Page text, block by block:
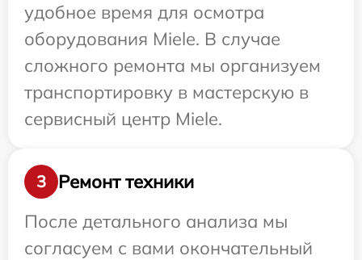
удобное время для осмотра
оборудования Miele. В случае
сложного ремонта мы организуем
транспортировку в мастерскую в
сервисный центр Miele.
3
Ремонт техники
После детального анализа мы
согласуем с вами окончательный